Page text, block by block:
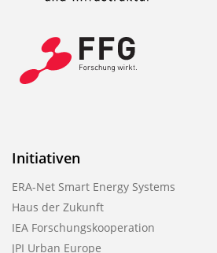
Initiativen
ERA-Net Smart Energy Systems
Haus der Zukunft
IEA Forschungskooperation
JPI Urban Europe